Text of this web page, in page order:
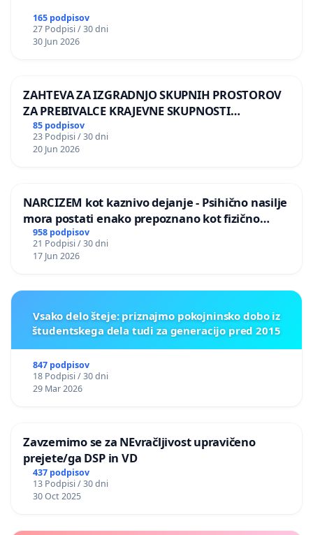
165 podpisov
27 Podpisi / 30 dni
30 Jun 2026
ZAHTEVA ZA IZGRADNJO SKUPNIH PROSTOROV
ZA PREBIVALCE KRAJEVNE SKUPNOSTI
PRESTRANEK
85 podpisov
23 Podpisi / 30 dni
20 Jun 2026
NARCIZEM kot kaznivo dejanje - Psihično nasilje
mora postati enako prepoznano kot fizično
nasilje
958 podpisov
21 Podpisi / 30 dni
17 Jun 2026
Vsako delo šteje: priznajmo pokojninsko dobo iz
študentskega dela tudi za generacijo pred 2015
847 podpisov
18 Podpisi / 30 dni
29 Mar 2026
Zavzemimo se za NEvračljivost upravičeno
prejete/ga DSP in VD
437 podpisov
13 Podpisi / 30 dni
30 Oct 2025